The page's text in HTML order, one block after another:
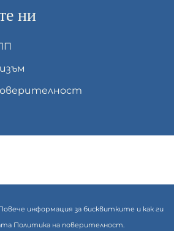
ни
информация за бисквитките и как ги
Политика на поверителност.